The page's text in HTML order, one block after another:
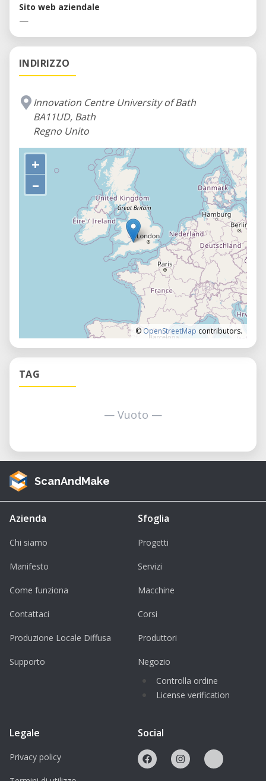
Sito web aziendale
—
INDIRIZZO
Innovation Centre University of Bath
BA11UD, Bath
Regno Unito
+
–
© OpenStreetMap contributors.
TAG
— Vuoto —
ScanAndMake
Azienda
Chi siamo
Manifesto
Come funziona
Contattaci
Produzione Locale Diffusa
Supporto
Sfoglia
Progetti
Servizi
Macchine
Corsi
Produttori
Negozio
Controlla ordine
License verification
Legale
Privacy policy
Social